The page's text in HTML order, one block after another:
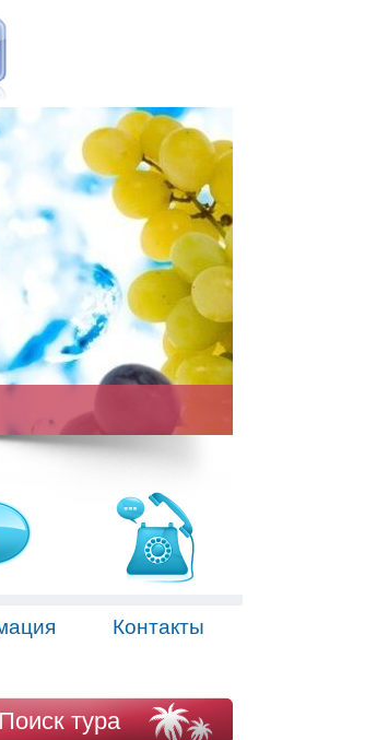
Контакты
тура